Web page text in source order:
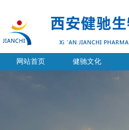
网站首页 健驰文化